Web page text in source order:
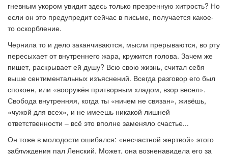
гневным укором увидит здесь только презренную хитрость? Но
если он это предупредит сейчас в письме, получается какое-
то оскорбление.
Чернила то и дело заканчиваются, мысли прерываются, во рту
пересыхает от внутреннего жара, кружится голова. Зачем же
пишет, раскрывает ей душу? Всю свою жизнь, считал себя
выше сентиментальных изъяснений. Всегда разговор его был
спокоен, или «вооружён притворным хладом, взор весел».
Свобода внутренняя, когда ты «ничем не связан», живёшь,
«чужой для всех», и не имеешь никакой лишней
ответственности – всё это вполне заменяло счастье...
Он тоже в молодости ошибался: «несчастной жертвой» этого
заблуждения пал Ленский. Может, она возненавидела его за